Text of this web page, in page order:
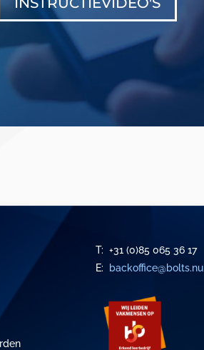
T: +31 (0)85 065 36 17
E:
backoffice@bolts.nu